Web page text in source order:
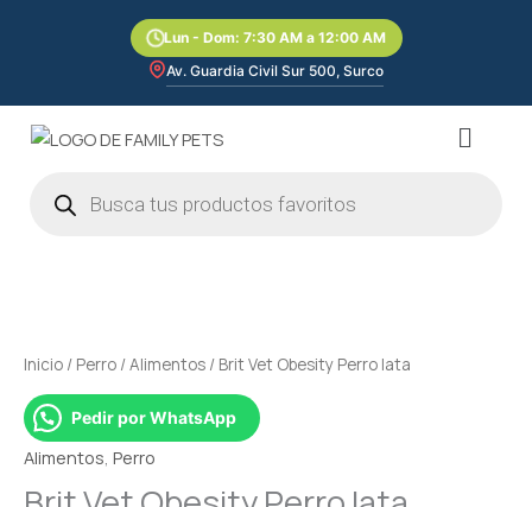
Lun - Dom: 7:30 AM a 12:00 AM
Av. Guardia Civil Sur 500, Surco
Menú
productos
Inicio / Perro /Alimentos / Brit Vet Obesity Perro lata
Pedir por WhatsApp
Alimentos Perro
Perro
cantidad